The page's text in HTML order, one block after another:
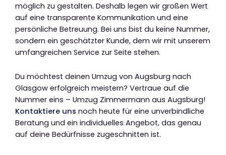
möglich zu gestalten. Deshalb legen wir großen Wert
auf eine transparente Kommunikation und eine
persönliche Betreuung. Bei uns bist du keine Nummer,
sondern ein geschätzter Kunde, dem wir mit unserem
umfangreichen Service zur Seite stehen.
Du möchtest deinen Umzug von Augsburg nach
Glasgow erfolgreich meistern? Vertraue auf die
Nummer eins – Umzug Zimmermann aus Augsburg!
Kontaktiere uns noch heute für eine unverbindliche
Beratung und ein individuelles Angebot, das genau
auf deine Bedürfnisse zugeschnitten ist.